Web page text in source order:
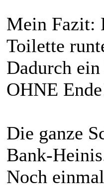
Mein Fazit:
Toilette
Dadurch
OHNE
Die ganze
Bank-
Noch